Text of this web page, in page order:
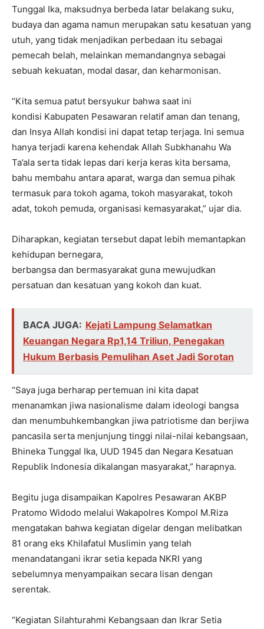
Tunggal Ika, maksudnya berbeda latar belakang suku,
budaya dan agama namun merupakan satu kesatuan yang
utuh, yang tidak menjadikan perbedaan itu sebagai
pemecah belah, melainkan memandangnya sebagai
sebuah kekuatan, modal dasar, dan keharmonisan.
“Kita semua patut bersyukur bahwa saat ini
kondisi Kabupaten Pesawaran relatif aman dan tenang,
dan Insya Allah kondisi ini dapat tetap terjaga. Ini semua
hanya terjadi karena kehendak Allah Subkhanahu Wa
Ta’ala serta tidak lepas dari kerja keras kita bersama,
bahu membahu antara aparat, warga dan semua pihak
termasuk para tokoh agama, tokoh masyarakat, tokoh
adat, tokoh pemuda, organisasi kemasyarakat,” ujar dia.
Diharapkan, kegiatan tersebut dapat lebih memantapkan
kehidupan bernegara,
berbangsa dan bermasyarakat guna mewujudkan
persatuan dan kesatuan yang kokoh dan kuat.
BACA JUGA: Kejati Lampung Selamatkan
Keuangan Negara Rp1,14 Triliun, Penegakan
Hukum Berbasis Pemulihan Aset Jadi Sorotan
“Saya juga berharap pertemuan ini kita dapat
menanamkan jiwa nasionalisme dalam ideologi bangsa
dan menumbuhkembangkan jiwa patriotisme dan berjiwa
pancasila serta menjunjung tinggi nilai-nilai kebangsaan,
Bhineka Tunggal Ika, UUD 1945 dan Negara Kesatuan
Republik Indonesia dikalangan masyarakat,” harapnya.
Begitu juga disampaikan Kapolres Pesawaran AKBP
Pratomo Widodo melalui Wakapolres Kompol M.Riza
mengatakan bahwa kegiatan digelar dengan melibatkan
81 orang eks Khilafatul Muslimin yang telah
menandatangani ikrar setia kepada NKRI yang
sebelumnya menyampaikan secara lisan dengan
serentak.
“Kegiatan Silahturahmi Kebangsaan dan Ikrar Setia